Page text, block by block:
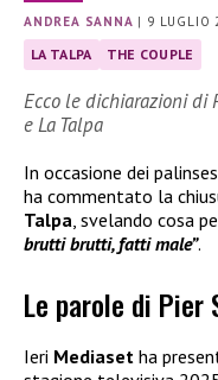
ANDREA SANNA | 9 LUGLIO
LA TALPA THE COUPLE
Ecco le dichiarazioni di
e La Talpa
In occasione dei
ha commentato la
Talpa, svelando cosa
brutti brutti, fatti male”.
Le parole di Pier
Ieri Mediaset ha